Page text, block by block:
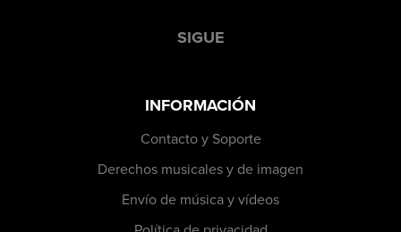
SIGUE
INFORMACIÓN
Contacto y Soporte
Derechos musicales y de imagen
Envío de música y vídeos